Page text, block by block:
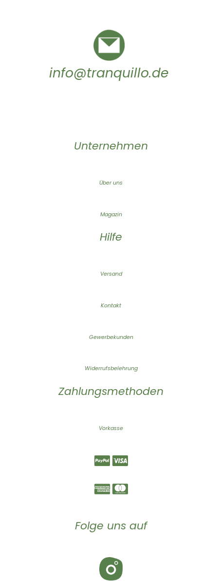
info@tranquillo.de
Unternehmen
Über uns
Magazin
Hilfe
Versand
Kontakt
Gewerbekunden
Widerrufsbelehrung
Zahlungsmethoden
Vorkasse
Folge uns auf